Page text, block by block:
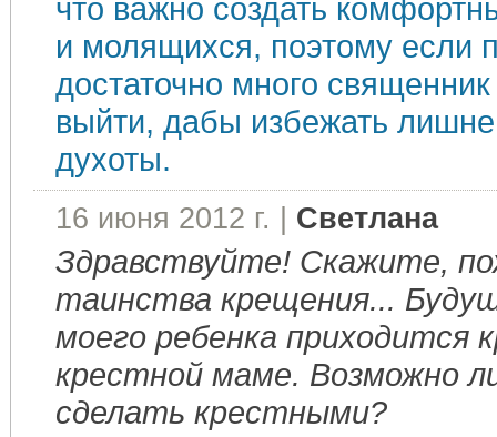
что важно создать
и молящихся, поэтому если
достаточно много
выйти, дабы избежать
духоты.
16 июня 2012 г. | Светлана
Здравствуйте! Скажите,
таинства крещения...
моего ребенка приходится
крестной маме. Возможно
сделать крестными?